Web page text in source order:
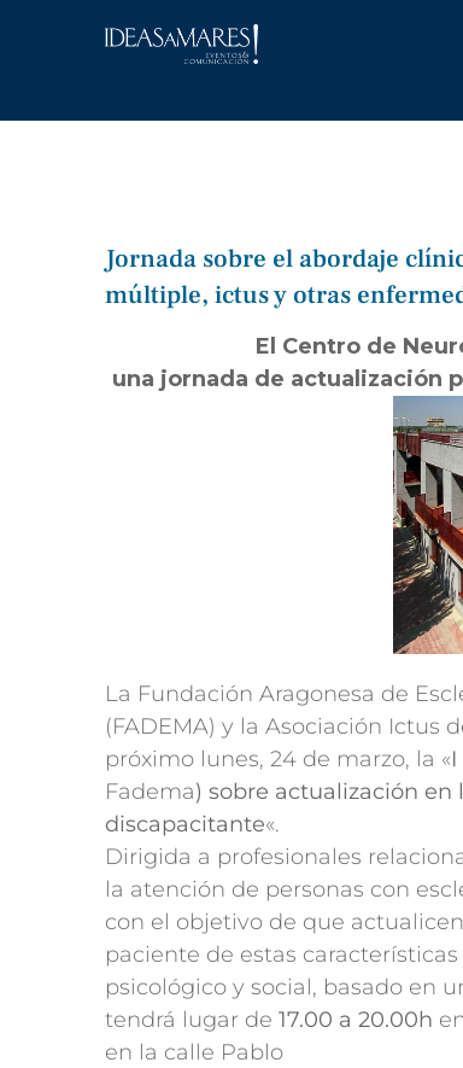
Jornada sobre el abordaje
múltiple, ictus y otras
El Centro de
una jornada de actualización
La Fundación Aragonesa de
(FADEMA) y la Asociación Ictus
próximo lunes, 24 de marzo, la «
Fadema) sobre actualización en
discapacitante«.
Dirigida a profesionales
la atención de personas con
con el objetivo de que
paciente de estas
psicológico y social, basado en
tendrá lugar de 17.00 a 20.00h
en la calle Pablo